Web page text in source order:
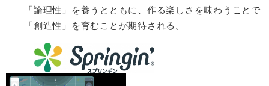
「論理性」を養うとともに、作る楽しさを味わうことで
「創造性」を育むことが期待される。